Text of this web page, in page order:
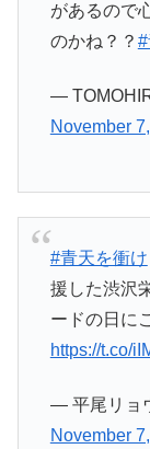
があるので
のかね？？
—
November
#青天を衝け
援した渋沢
ードの日に
https://t.co/
— 平尾リョ
November